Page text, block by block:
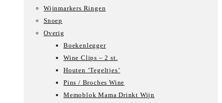
Wijnmarkers Ringen
Snoep
Overig
Boekenlegger
Wine Clips – 2 st.
Houten ‘Tegeltjes’
Pins / Broches Wine
Memoblok Mama Drinkt Wijn